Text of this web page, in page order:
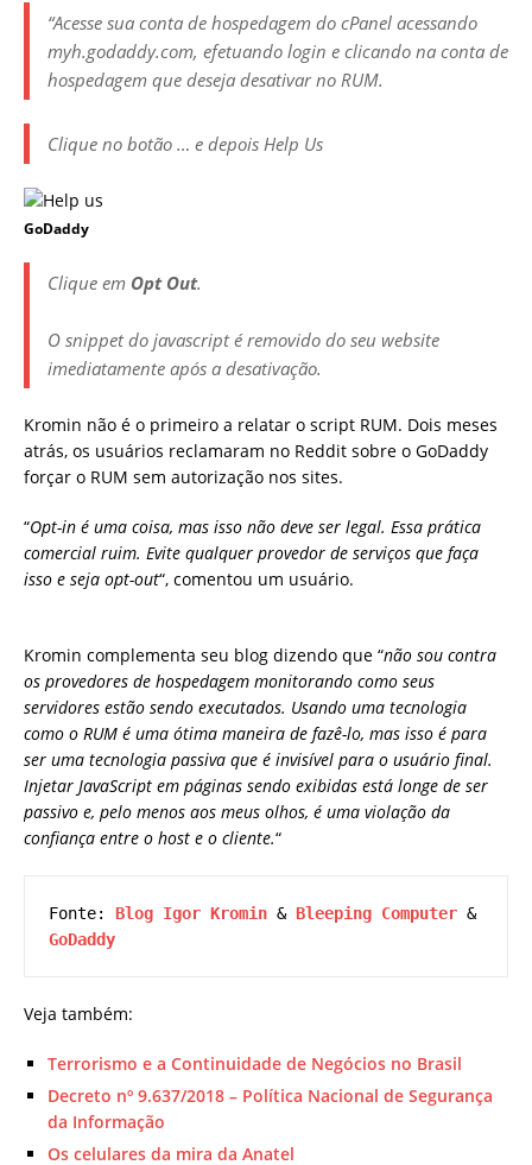
“Acesse sua conta de hospedagem do cPanel acessando
myh.godaddy.com, efetuando login e clicando na conta de
hospedagem que deseja desativar no RUM.
Clique no botão … e depois Help Us
GoDaddy
Clique em Opt Out.
O snippet do javascript é removido do seu website
imediatamente após a desativação.
Kromin não é o primeiro a relatar o script RUM. Dois meses
atrás, os usuários reclamaram no Reddit sobre o GoDaddy
forçar o RUM sem autorização nos sites.
“Opt-in é uma coisa, mas isso não deve ser legal. Essa prática
comercial ruim. Evite qualquer provedor de serviços que faça
isso e seja opt-out“, comentou um usuário.
Kromin complementa seu blog dizendo que “não sou contra
os provedores de hospedagem monitorando como seus
servidores estão sendo executados. Usando uma tecnologia
como o RUM é uma ótima maneira de fazê-lo, mas isso é para
ser uma tecnologia passiva que é invisível para o usuário final.
Injetar JavaScript em páginas sendo exibidas está longe de ser
passivo e, pelo menos aos meus olhos, é uma violação da
confiança entre o host e o cliente.“
Fonte: Blog Igor Kromin & Bleeping Computer
&
GoDaddy
Veja também:
Terrorismo e a Continuidade de Negócios no Brasil
Decreto nº 9.637/2018 – Política Nacional de Segurança
da Informação
Os celulares da mira da Anatel